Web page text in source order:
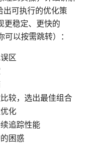
可执行的优化策
更稳定、更快的
以按需跳转）：
区
较，选出最佳组合
化
追踪性能
困惑